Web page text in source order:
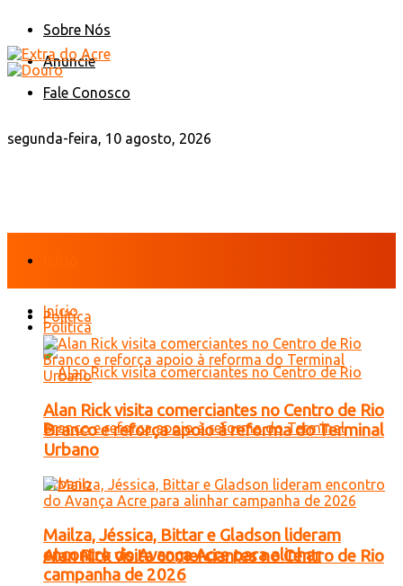
Sobre Nós
Anuncie
Fale Conosco
segunda-feira, 10 agosto, 2026
Política
Alan Rick visita comerciantes no Centro de Rio
Início
Política
Alan Rick visita comerciantes no Centro de Rio
Branco e reforça apoio à reforma do Terminal
Urbano
Mailza, Jéssica, Bittar e Gladson lideram
encontro do Avança Acre para alinhar
campanha de 2026